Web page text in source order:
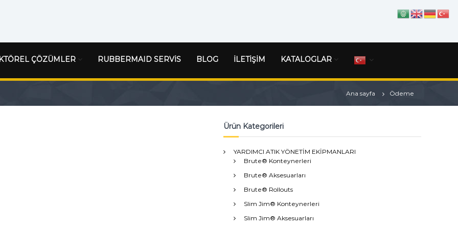
ÇÖZÜMLER RUBBERMAID SERVİS BLOG İLETİŞİM KATALOGLAR
Ana sayfa Ödeme
Ürün Kategorileri
YARDIMCI ATIK YÖNETİM EKİPMANLARI
Brute® Konteynerleri
Brute® Aksesuarları
Brute® Rollouts
Slim Jim® Konteynerleri
Slim Jim® Aksesuarları